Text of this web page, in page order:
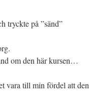
tryckte på ”sänd”
om den här kursen…
vara till min fördel att den